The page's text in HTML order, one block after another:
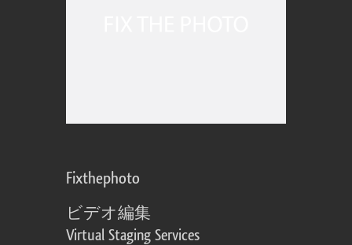
Fixthephoto
ビデオ編集
Virtual Staging Services